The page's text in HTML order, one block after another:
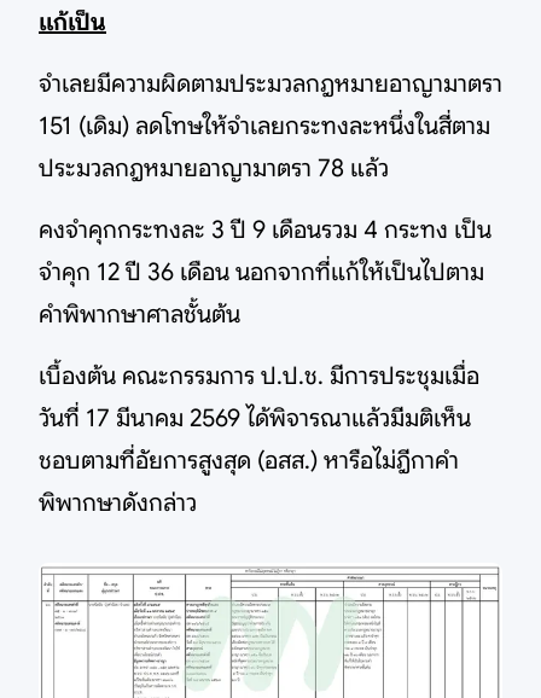
แก้เป็น
จำเลยมีความผิดตามประมวลกฎหมายอาญามาตรา
151 (เดิม) ลดโทษให้จำเลยกระทงละหนึ่งในสี่ตาม
ประมวลกฎหมายอาญามาตรา 78 แล้ว
คงจำคุกกระทงละ 3 ปี 9 เดือนรวม 4 กระทง เป็น
จำคุก 12 ปี 36 เดือน นอกจากที่แก้ให้เป็นไปตาม
คำพิพากษาศาลชั้นต้น
เบื้องต้น คณะกรรมการ ป.ป.ช. มีการประชุมเมื่อ
วันที่ 17 มีนาคม 2569 ได้พิจารณาแล้วมีมติเห็น
ชอบตามที่อัยการสูงสุด (อสส.) หารือไม่ฎีกาคำ
พิพากษาดังกล่าว